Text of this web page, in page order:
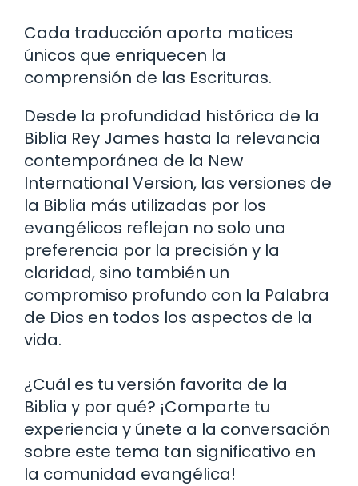
Cada traducción aporta matices
únicos que enriquecen la
comprensión de las Escrituras.
Desde la profundidad histórica de la
Biblia Rey James hasta la relevancia
contemporánea de la New
International Version, las versiones de
la Biblia más utilizadas por los
evangélicos reflejan no solo una
preferencia por la precisión y la
claridad, sino también un
compromiso profundo con la Palabra
de Dios en todos los aspectos de la
vida.
¿Cuál es tu versión favorita de la
Biblia y por qué? ¡Comparte tu
experiencia y únete a la conversación
sobre este tema tan significativo en
la comunidad evangélica!